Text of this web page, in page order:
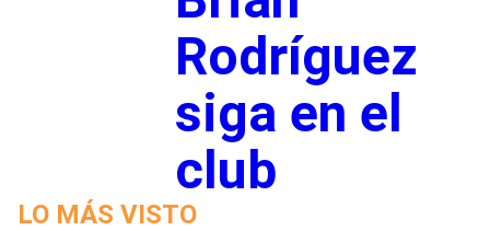
Rodríguez
siga en el
club
LO MÁS VISTO